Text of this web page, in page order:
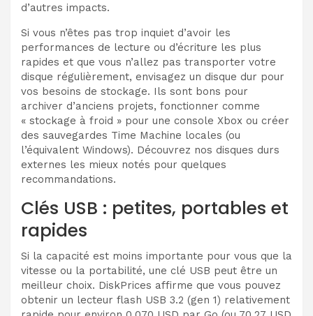
d’autres impacts.
Si vous n’êtes pas trop inquiet d’avoir les
performances de lecture ou d’écriture les plus
rapides et que vous n’allez pas transporter votre
disque régulièrement, envisagez un disque dur pour
vos besoins de stockage. Ils sont bons pour
archiver d’anciens projets, fonctionner comme
« stockage à froid » pour une console Xbox ou créer
des sauvegardes Time Machine locales (ou
l’équivalent Windows). Découvrez nos disques durs
externes les mieux notés pour quelques
recommandations.
Clés USB : petites, portables et
rapides
Si la capacité est moins importante pour vous que la
vitesse ou la portabilité, une clé USB peut être un
meilleur choix. DiskPrices affirme que vous pouvez
obtenir un lecteur flash USB 3.2 (gen 1) relativement